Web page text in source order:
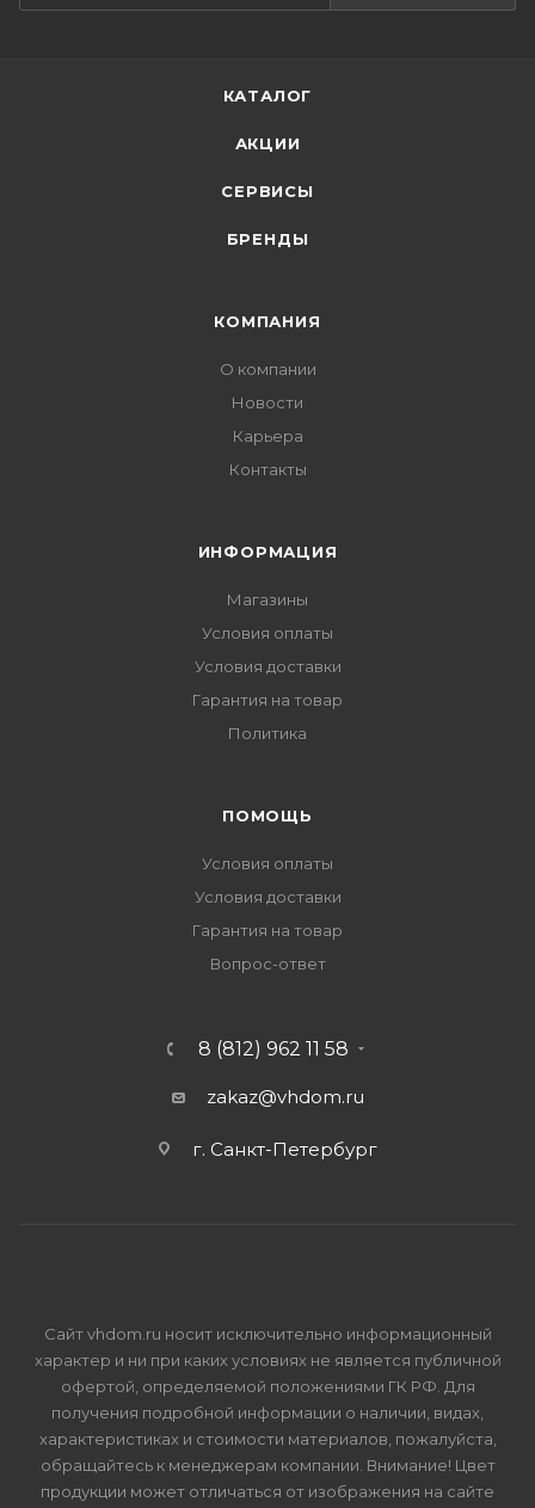
КАТАЛОГ
АКЦИИ
СЕРВИСЫ
БРЕНДЫ
КОМПАНИЯ
О компании
Новости
Карьера
Контакты
ИНФОРМАЦИЯ
Магазины
Условия оплаты
Условия доставки
Гарантия на товар
Политика
ПОМОЩЬ
Условия оплаты
Условия доставки
Гарантия на товар
Вопрос-ответ
8 (812) 962 11 58
zakaz@vhdom.ru
г. Санкт-Петербург
Сайт vhdom.ru носит исключительно информационный
характер и ни при каких условиях не является публичной
офертой, определяемой положениями ГК РФ. Для
получения подробной информации о наличии, видах,
характеристиках и стоимости материалов, пожалуйста,
обращайтесь к менеджерам компании. Внимание! Цвет
продукции может отличаться от изображения на сайте